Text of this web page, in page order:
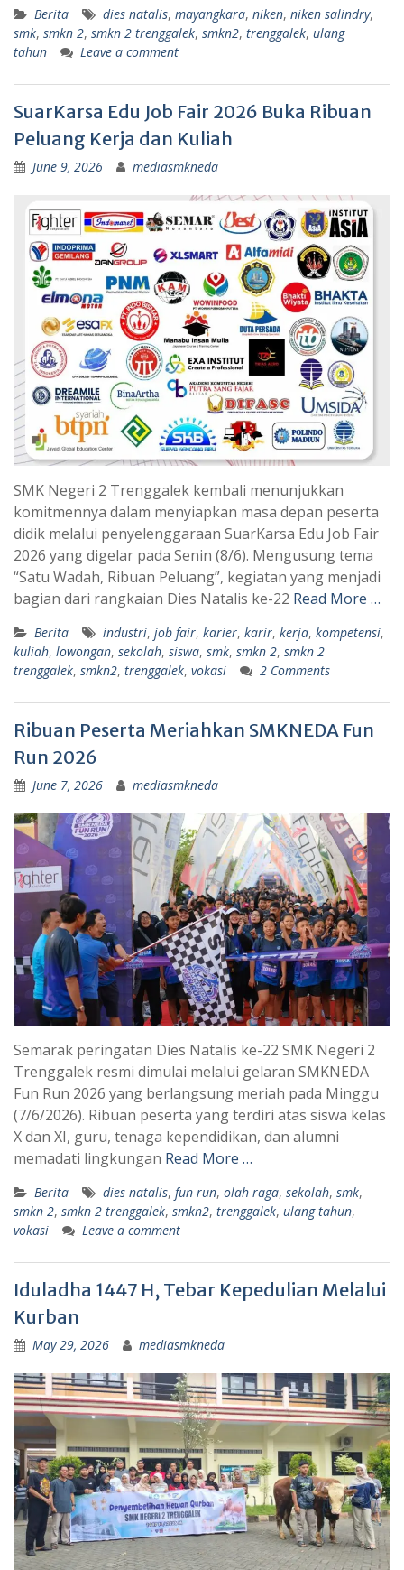
Berita dies natalis, mayangkara, niken, niken salindry,
smk, smkn 2, smkn 2 trenggalek, smkn2, trenggalek, ulang
tahun
Leave a comment
SuarKarsa Edu Job Fair 2026 Buka Ribuan
Peluang Kerja dan Kuliah
June 9, 2026 mediasmkneda
SMK Negeri 2 Trenggalek kembali menunjukkan
komitmennya dalam menyiapkan masa depan peserta
didik melalui penyelenggaraan SuarKarsa Edu Job Fair
2026 yang digelar pada Senin (8/6). Mengusung tema
“Satu Wadah, Ribuan Peluang”, kegiatan yang menjadi
bagian dari rangkaian Dies Natalis ke-22 Read More …
Berita industri, job fair, karier, karir, kerja, kompetensi,
kuliah, lowongan, sekolah, siswa, smk, smkn 2, smkn 2
trenggalek, smkn2, trenggalek, vokasi 2 Comments
Ribuan Peserta Meriahkan SMKNEDA Fun
Run 2026
June 7, 2026 mediasmkneda
Semarak peringatan Dies Natalis ke-22 SMK Negeri 2
Trenggalek resmi dimulai melalui gelaran SMKNEDA
Fun Run 2026 yang berlangsung meriah pada Minggu
(7/6/2026). Ribuan peserta yang terdiri atas siswa kelas
X dan XI, guru, tenaga kependidikan, dan alumni
memadati lingkungan Read More …
Berita dies natalis, fun run, olah raga, sekolah, smk,
smkn 2, smkn 2 trenggalek, smkn2, trenggalek, ulang tahun,
vokasi
Leave a comment
Iduladha 1447 H, Tebar Kepedulian Melalui
Kurban
May 29, 2026 mediasmkneda